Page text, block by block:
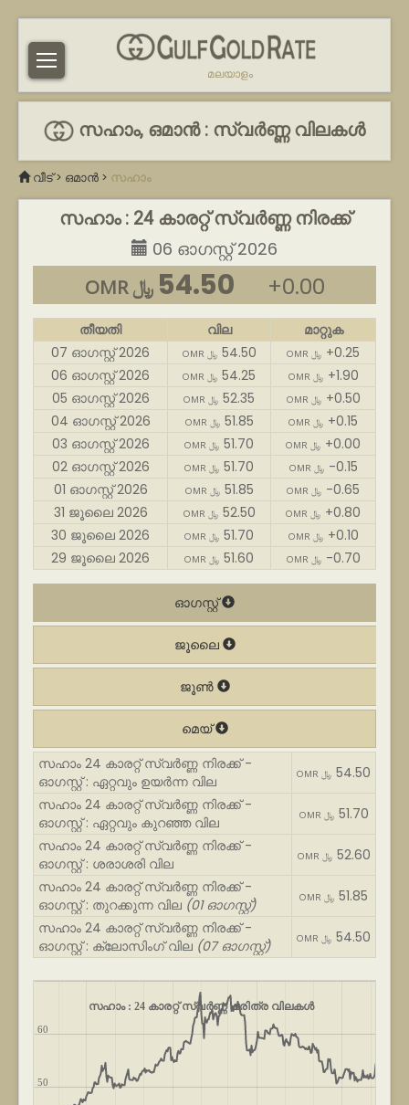
മലയാളം
സഹാം, ഒമാൻ : സ്വർണ്ണ വിലകൾ
വീട്> ഒമാൻ > സഹാം
സഹാം : 24 കാരറ്റ് സ്വർണ്ണ നിരക്ക്
06 ഓഗസ്റ്റ് 2026
OMR ﷼ 54.50 +0.00
തീയതി വില
മാറ്റുക
07 ഓഗസ്റ്റ് 2026
OMR ﷼ 54.50 OMR ﷼ +0.25
06 ഓഗസ്റ്റ് 2026
OMR ﷼ 54.25 OMR ﷼ +1.90
05 ഓഗസ്റ്റ് 2026
OMR ﷼ 52.35 OMR ﷼ +0.50
04 ഓഗസ്റ്റ് 2026
OMR ﷼ 51.85 OMR ﷼ +0.15
03 ഓഗസ്റ്റ് 2026
OMR ﷼ 51.70 OMR ﷼ +0.00
02 ഓഗസ്റ്റ് 2026
OMR ﷼ 51.70 OMR ﷼ -0.15
01 ഓഗസ്റ്റ് 2026
OMR ﷼ 51.85 OMR ﷼ -0.65
31 ജൂലൈ 2026
OMR ﷼ 52.50 OMR ﷼ +0.80
30 ജൂലൈ 2026
OMR ﷼ 51.70 OMR ﷼ +0.10
29 ജൂലൈ 2026
OMR ﷼ 51.60 OMR ﷼ -0.70
ഓഗസ്റ്റ്
ജൂലൈ
ജൂൺ
മെയ്
സഹാം 24 കാരറ്റ് സ്വർണ്ണ നിരക്ക് -
ഓഗസ്റ്റ് : ഏറ്റവും ഉയർന്ന വില
OMR ﷼ 54.50
സഹാം 24 കാരറ്റ് സ്വർണ്ണ നിരക്ക് -
ഓഗസ്റ്റ് : ഏറ്റവും കുറഞ്ഞ വില
OMR ﷼ 51.70
സഹാം 24 കാരറ്റ് സ്വർണ്ണ നിരക്ക് -
ഓഗസ്റ്റ് : ശരാശരി വില
OMR ﷼ 52.60
സഹാം 24 കാരറ്റ് സ്വർണ്ണ നിരക്ക് -
ഓഗസ്റ്റ് : തുറക്കുന്ന വില (01 ഓഗസ്റ്റ്) OMR ﷼ 51.85
സഹാം 24 കാരറ്റ് സ്വർണ്ണ നിരക്ക് -
ഓഗസ്റ്റ് : ക്ലോസിംഗ് വില (07 ഓഗസ്റ്റ്) OMR ﷼ 54.50
സഹാം : 24 കാരറ്റ് സ്വർണ്ണ ചരിത്ര വിലകൾ
50
60